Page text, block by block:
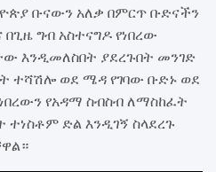
ቡናውን አለቃ በምርጥ ቡድናችን
ግብ አስተናግዶ የነበረው
እንዲመለስበት ያደረጉበት መንገድ
ተሻሽሎ ወደ ሜዳ የገባው ቡድኑ ወደ
የአዳማ ስብስብ ለማስከፈት
ድል እንዲገኝ ስላደረጉ